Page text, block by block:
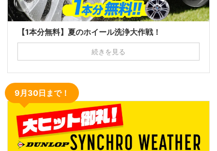
【1本分無料】夏のホイール洗浄大作戦！
続きを見る
9月30日まで！